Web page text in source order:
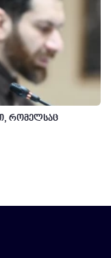
რომელსაც